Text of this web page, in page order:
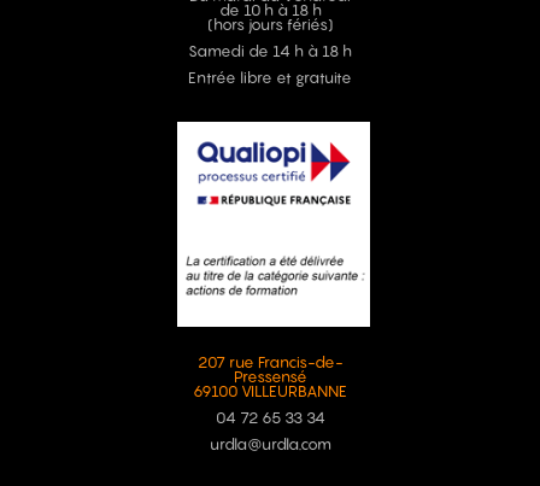
de 10 h à 18 h
(hors jours fériés)
Samedi de 14 h à 18 h
Entrée libre et gratuite
207 rue Francis-de-
Pressensé
69100 VILLEURBANNE
04 72 65 33 34
urdla@urdla.com